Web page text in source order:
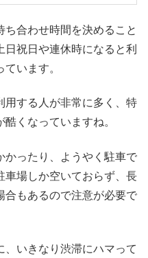
ち合わせ時間を決めること
祝日や連休時になると利
います。
用する人が非常に多く、特
くなっていますね。
かったり、ようやく駐車で
車場しか空いておらず、長
合もあるので注意が必要で
いきなり渋滞にハマって